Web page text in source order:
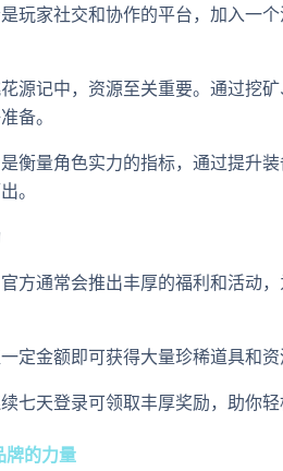
玩家社交和协作的平台，加入一
源记中，资源至关重要。通过挖
备。
衡量角色实力的指标，通过提升
。
方通常会推出丰厚的福利和活动
定金额即可获得大量珍稀道具和资
七天登录可领取丰厚奖励，助你轻
牌的力量